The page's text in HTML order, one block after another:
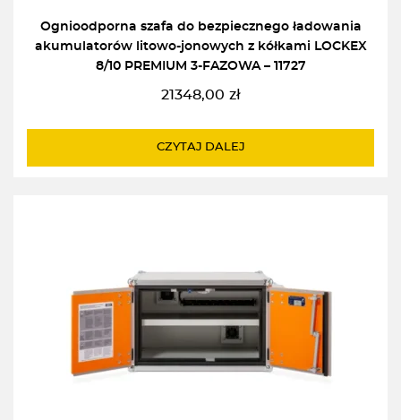
Ognioodporna szafa do bezpiecznego ładowania
akumulatorów litowo-jonowych z kółkami LOCKEX
8/10 PREMIUM 3-FAZOWA – 11727
21348,00 zł
CZYTAJ DALEJ